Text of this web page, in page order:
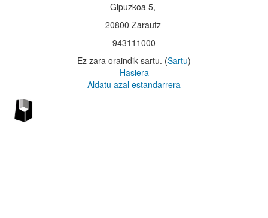
Gipuzkoa 5,
20800 Zarautz
943111000
Ez zara oraindik sartu. (Sartu)
Hasiera
Aldatu azal estandarrera